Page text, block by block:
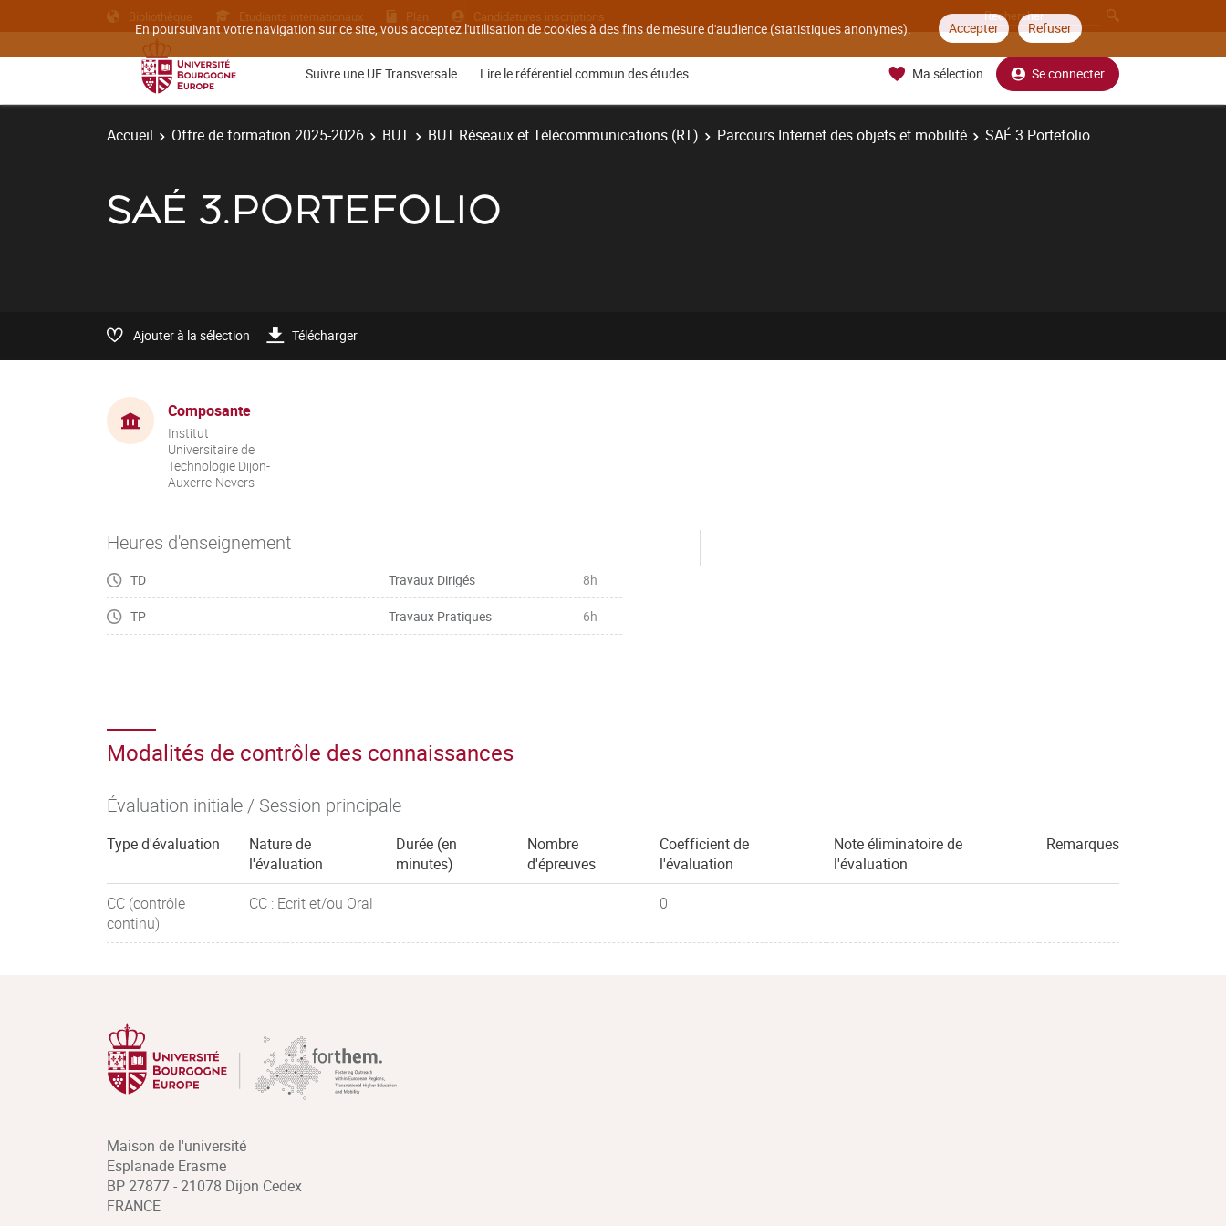
En poursuivant votre navigation sur ce site, vous acceptez l'utilisation de cookies à des fins de mesure d'audience (statistiques anonymes). Accepter Refuser
Bibliothèque Etudiants internationaux Plan Candidatures inscriptions
Suivre une UE Transversale Lire le référentiel commun des études Ma sélection Se connecter
Accueil Offre de formation 2025-2026 BUT BUT Réseaux et Télécommunications (RT) Parcours Internet des objets et mobilité SAÉ 3.Portefolio
SAÉ 3.PORTEFOLIO
Ajouter à la sélection Télécharger
Composante
Institut
Universitaire de
Technologie Dijon-
Auxerre-Nevers
Heures d'enseignement
TD Travaux Dirigés 8h
TP Travaux Pratiques 6h
Modalités de contrôle des connaissances
Évaluation initiale / Session principale
Type d'évaluation
Nature de
l'évaluation
Durée (en
minutes)
Nombre
d'épreuves
Coefficient de
l'évaluation
Note éliminatoire de
l'évaluation
Remarques
CC (contrôle
continu)
CC : Ecrit et/ou Oral 0
Maison de l'université
Esplanade Erasme
BP 27877 - 21078 Dijon Cedex
FRANCE